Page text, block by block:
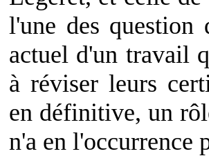
l'une des question
actuel d'un travail
à réviser leurs
en définitive, un
n'a en l'occurrence